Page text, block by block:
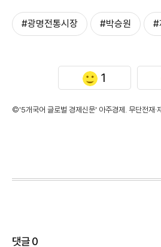
#광명전통시장 #박승원 #
1
©'5개국어 글로벌 경제신문' 아주경제. 무단전재·
댓글0